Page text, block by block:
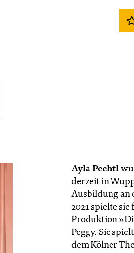
Ayla Pechtl
derzeit in
Ausbildung an
2021 spielte
Produktion
Peggy. Sie
dem Kölner